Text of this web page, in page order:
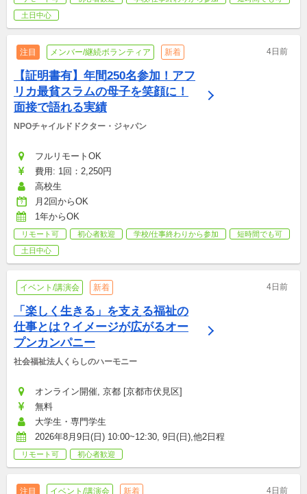
土日中心
注目 メンバー/継続ボランティア 新着 4日前
【証明書有】年間250名参加！アフ
リカ最貧スラムの母子を笑顔に！
面接で語れる実績
NPOチャイルドドクター・ジャパン
フルリモートOK
費用: 1回：2,250円
高校生
月2回からOK
1年からOK
リモート可 初心者歓迎 学校/仕事終わりから参加
短時間でも可
土日中心
イベント/講演会 新着 4日前
「楽しく生きる」を支える福祉の
仕事とは？イメージが広がるオー
プンカンパニー
社会福祉法人くらしのハーモニー
オンライン開催, 京都 [京都市伏見区]
無料
大学生・専門学生
2026年8月9日(日) 10:00~12:30, 9日(日),他2日程
リモート可 初心者歓迎
注目 イベント/講演会 新着 4日前